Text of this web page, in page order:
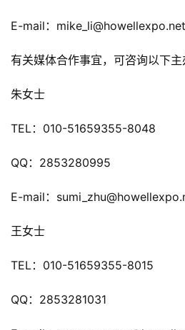
月
3
0
游
茶
会
上
E-mail：mike_li@howellexpo.net
有关媒体合作事宜，可咨询以下
朱女士
TEL：010-51659355-8048
QQ：2853280995
E-mail：
王女士
TEL：010-51659355-8015
QQ：2853281031